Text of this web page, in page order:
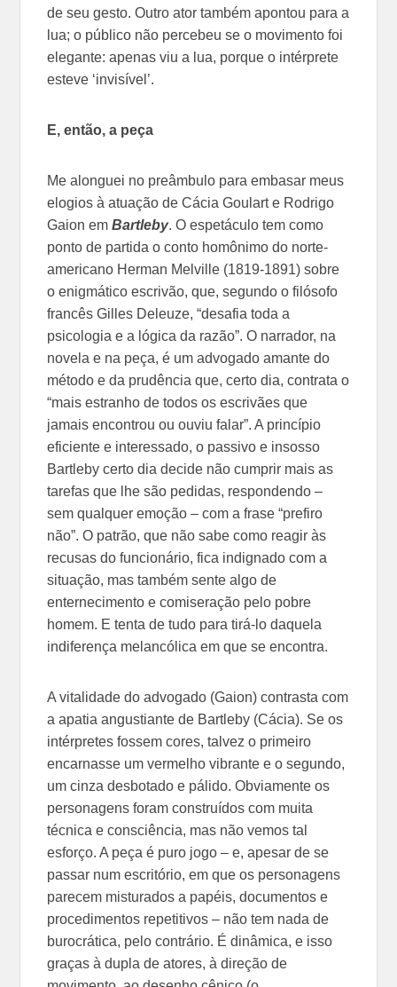
de seu gesto. Outro ator também apontou para a
lua; o público não percebeu se o movimento foi
elegante: apenas viu a lua, porque o intérprete
esteve ‘invisível’.
­E, então, a peça
Me alonguei no preâmbulo para embasar meus
elogios à atuação de Cácia Goulart e Rodrigo
Gaion emBartleby. O espetáculo tem como
ponto de partida o conto homônimo do norte-
americano Herman Melville (1819-1891) sobre
o enigmático escrivão, que, segundo o filósofo
francês Gilles Deleuze, “desafia toda a
psicologia e a lógica da razão”. O narrador, na
novela e na peça, é um advogado amante do
método e da prudência que, certo dia, contrata o
“mais estranho de todos os escrivães que
jamais encontrou ou ouviu falar”. A princípio
eficiente e interessado, o passivo e insosso
Bartleby certo dia decide não cumprir mais as
tarefas que lhe são pedidas, respondendo –
sem qualquer emoção – com a frase “prefiro
não”. O patrão, que não sabe como reagir às
recusas do funcionário, fica indignado com a
situação, mas também sente algo de
enternecimento e comiseração pelo pobre
homem. E tenta de tudo para tirá-lo daquela
indiferença melancólica em que se encontra.
A vitalidade do advogado (Gaion) contrasta com
a apatia angustiante de Bartleby (Cácia). Se os
intérpretes fossem cores, talvez o primeiro
encarnasse um vermelho vibrante e o segundo,
um cinza desbotado e pálido. Obviamente os
personagens foram construídos com muita
técnica e consciência, mas não vemos tal
esforço. A peça é puro jogo – e, apesar de se
passar num escritório, em que os personagens
parecem misturados a papéis, documentos e
procedimentos repetitivos – não tem nada de
burocrática, pelo contrário. É dinâmica, e isso
graças à dupla de atores, à direção de